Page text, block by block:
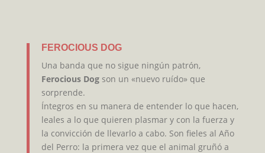
FEROCIOUS DOG
Una banda que no sigue ningún patrón,
Ferocious Dogson un «nuevo ruído» que
sorprende.
Íntegros en su manera de entender lo que hacen,
leales a lo que quieren plasmar y con la fuerza y
la convicción de llevarlo a cabo. Son fieles al Año
del Perro: la primera vez que el animal gruñó a